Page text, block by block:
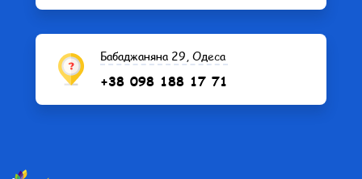
Бабаджаняна 29, Одеса
+38 098 188 17 71